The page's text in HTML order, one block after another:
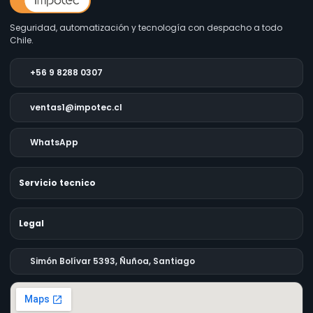
Seguridad, automatización y tecnología con despacho a todo
Chile.
+56 9 8288 0307
ventas1@impotec.cl
WhatsApp
Servicio tecnico
Legal
Simón Bolívar 5393, Ñuñoa, Santiago